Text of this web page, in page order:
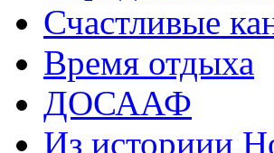
Счастливые
Время отдыха
ДОСААФ
Из историии